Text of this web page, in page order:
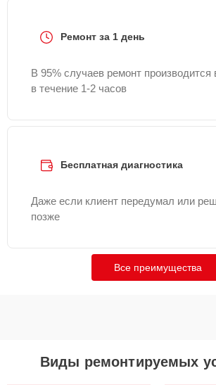
Ремонт за 1 день
В 95% случаев ремонт производится
в течение 1-2 часов
Бесплатная диагностика
Даже если клиент передумал или
позже
Все преимущества
Виды ремонтируемых